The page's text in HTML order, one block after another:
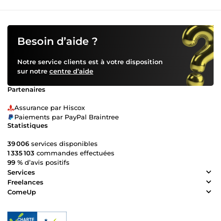
Besoin d’aide ?
Notre service clients est à votre disposition
sur notre centre d’aide
Partenaires
Assurance par Hiscox
Paiements par PayPal Braintree
Statistiques
39 006 services disponibles
1 335 103 commandes effectuées
99 % d’avis positifs
Services
Freelances
ComeUp